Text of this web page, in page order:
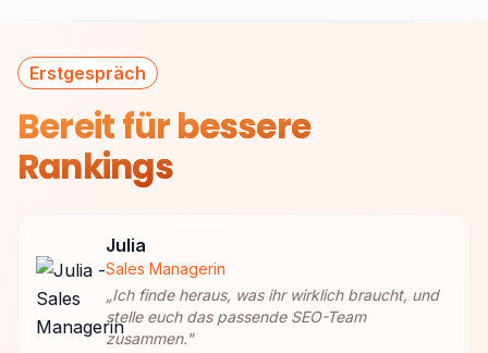
Erstgespräch
Bereit fürbessere
Rankings
Julia
Sales Managerin
„Ich finde heraus, was ihr wirklich braucht, und
stelle euch das passende SEO-Team
zusammen."